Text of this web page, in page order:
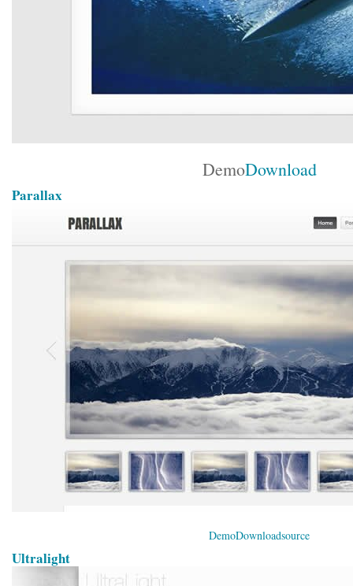
DemoDownload
Parallax
DemoDownloadsource
Ultralight